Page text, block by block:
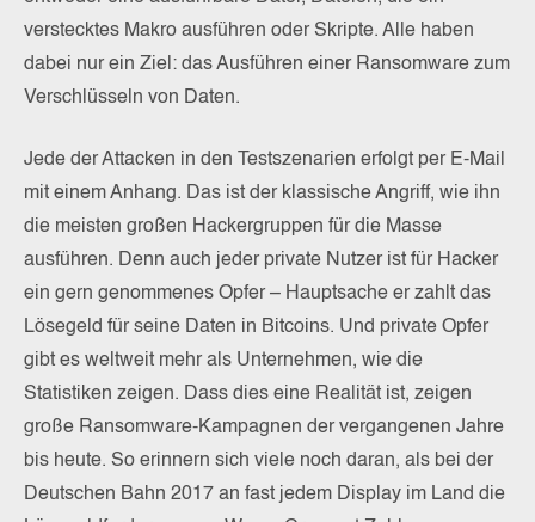
verstecktes Makro ausführen oder Skripte. Alle haben
dabei nur ein Ziel: das Ausführen einer Ransomware zum
Verschlüsseln von Daten.
Jede der Attacken in den Testszenarien erfolgt per E-Mail
mit einem Anhang. Das ist der klassische Angriff, wie ihn
die meisten großen Hackergruppen für die Masse
ausführen. Denn auch jeder private Nutzer ist für Hacker
ein gern genommenes Opfer – Hauptsache er zahlt das
Lösegeld für seine Daten in Bitcoins. Und private Opfer
gibt es weltweit mehr als Unternehmen, wie die
Statistiken zeigen. Dass dies eine Realität ist, zeigen
große Ransomware-Kampagnen der vergangenen Jahre
bis heute. So erinnern sich viele noch daran, als bei der
Deutschen Bahn 2017 an fast jedem Display im Land die